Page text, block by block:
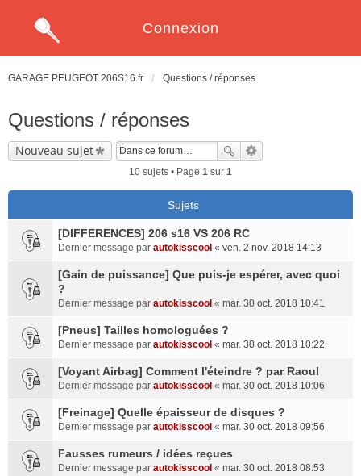
Connexion
GARAGE PEUGEOT 206S16.fr Questions / réponses
Questions / réponses
Nouveau sujet
10 sujets • Page 1 sur 1
Sujets
[DIFFERENCES] 206 s16 VS 206 RC
Dernier message par autokisscool « ven. 2 nov. 2018 14:13
[Gain de puissance] Que puis-je espérer, avec quoi
?
Dernier message par autokisscool « mar. 30 oct. 2018 10:41
[Pneus] Tailles homologuées ?
Dernier message par autokisscool « mar. 30 oct. 2018 10:22
[Voyant Airbag] Comment l'éteindre ? par Raoul
Dernier message par autokisscool « mar. 30 oct. 2018 10:06
[Freinage] Quelle épaisseur de disques ?
Dernier message par autokisscool « mar. 30 oct. 2018 09:56
Fausses rumeurs / idées reçues
Dernier message par autokisscool « mar. 30 oct. 2018 08:53